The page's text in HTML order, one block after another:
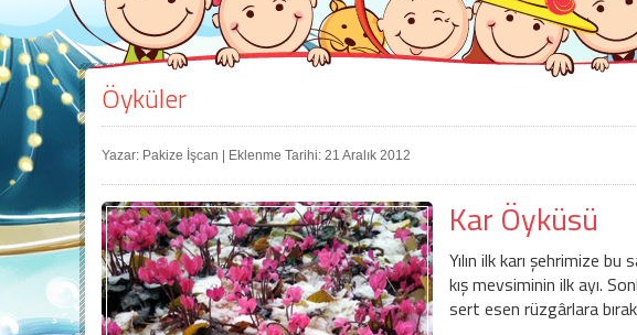
Öyküler
Yazar: Pakize İşcan | Eklenme Tarihi: 21 Aralık 2012
Kar Öyküsü
Yılın ilk karı şehrimize
kış mevsiminin ilk ayı.
sert esen rüzgârlara